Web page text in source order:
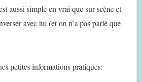
aussi simple en vrai que sur scène et
avec lui (et on n’a pas parlé que
petites informations pratiques: